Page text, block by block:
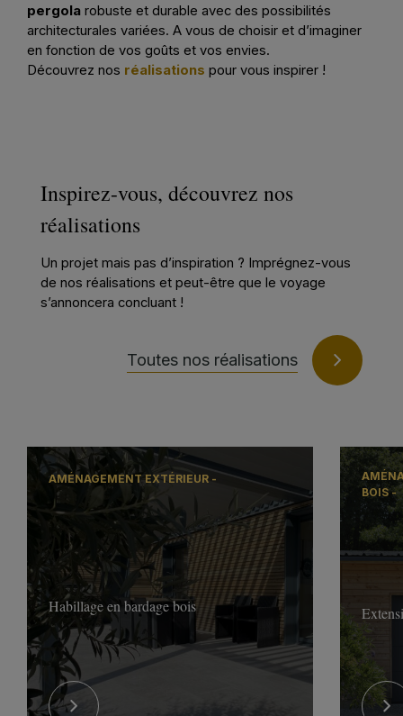
pergola robuste et durable avec des possibilités
architecturales variées. A vous de choisir et d’imaginer
en fonction de vos goûts et vos envies.
Découvrez nos réalisations pour vous inspirer !
Inspirez-vous, découvrez nos
réalisations
Un projet mais pas d’inspiration ? Imprégnez-vous
de nos réalisations et peut-être que le voyage
s’annoncera concluant !
Toutes nos réalisations
AMÉNAGEMENT EXTÉRIEUR -
Habillage en bardage bois
BOIS -